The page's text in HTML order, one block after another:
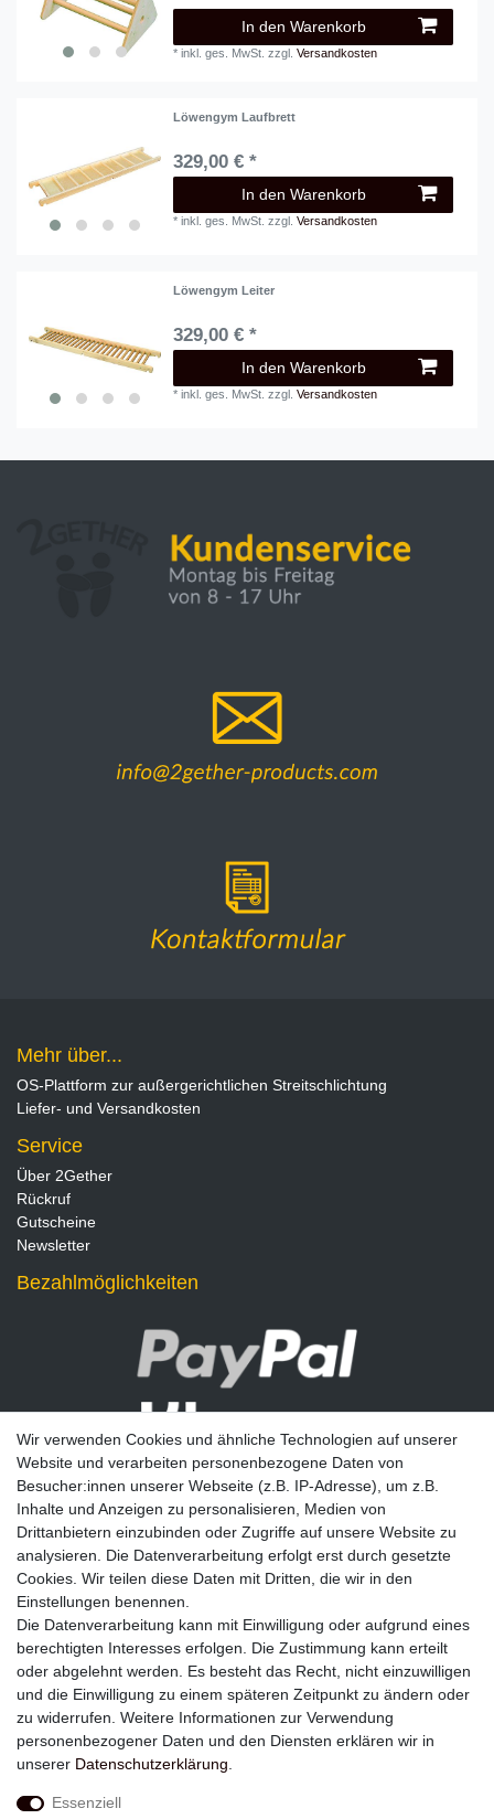
In den Warenkorb
*inkl. ges. MwSt. zzgl.Versandkosten
Löwengym Laufbrett
329,00 € *
In den Warenkorb
*inkl. ges. MwSt. zzgl.Versandkosten
Löwengym Leiter
329,00 € *
In den Warenkorb
*inkl. ges. MwSt. zzgl.Versandkosten
Mehr über...
OS-Plattform zur außergerichtlichen Streitschlichtung
Liefer- und Versandkosten
Service
Über 2Gether
Rückruf
Gutscheine
Newsletter
Bezahlmöglichkeiten
Newsletter
E-MAIL **
Einwilligung kann ich jederzeit widerrufen.**
Abonnieren
Wir verwenden Cookies und ähnliche Technologien auf unserer
Website und verarbeiten personenbezogene Daten von
Besucher:innen unserer Webseite (z.B. IP-Adresse), um z.B.
Inhalte und Anzeigen zu personalisieren, Medien von
Drittanbietern einzubinden oder Zugriffe auf unsere Website zu
analysieren. Die Datenverarbeitung erfolgt erst durch gesetzte
Cookies. Wir teilen diese Daten mit Dritten, die wir in den
Einstellungen benennen.
Die Datenverarbeitung kann mit Einwilligung oder aufgrund eines
berechtigten Interesses erfolgen. Die Zustimmung kann erteilt
oder abgelehnt werden. Es besteht das Recht, nicht einzuwilligen
und die Einwilligung zu einem späteren Zeitpunkt zu ändern oder
zu widerrufen. Weitere Informationen zur Verwendung
personenbezogener Daten und den Diensten erklären wir in
unserer Daten­schutz­erklärung
Essenziell